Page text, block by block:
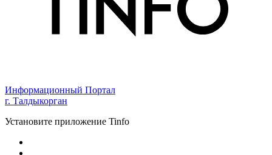
Информационный Портал
г. Талдыкорган
Установите приложение Tinfo